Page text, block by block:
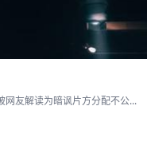
友解读为暗讽片方分配不公...